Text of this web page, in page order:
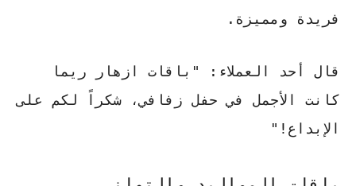
فريدة ومميزة .
قال أحد العملاء: "باقات ازهار ريما
كانت الأجمل في حفل زفافي، شكراً لكم على
الإبداع!"